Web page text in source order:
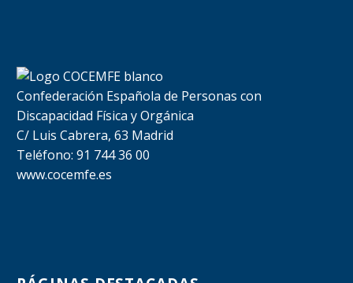
Confederación Española de Personas con
Discapacidad Física y Orgánica
C/ Luis Cabrera, 63 Madrid
Teléfono: 91 744 36 00
www.cocemfe.es